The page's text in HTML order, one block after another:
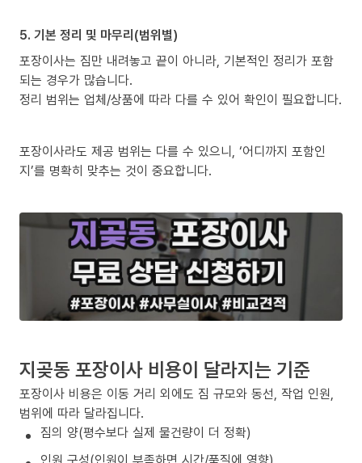
5. 기본 정리 및 마무리(범위별)
포장이사는 짐만 내려놓고 끝이 아니라, 기본적인 정리가 포함
되는 경우가 많습니다.
정리 범위는 업체/상품에 따라 다를 수 있어 확인이 필요합니다.
포장이사라도 제공 범위는 다를 수 있으니, ‘어디까지 포함인
지’를 명확히 맞추는 것이 중요합니다.
지곶동 포장이사 비용이 달라지는 기준
포장이사 비용은 이동 거리 외에도 짐 규모와 동선, 작업 인원,
범위에 따라 달라집니다.
짐의 양(평수보다 실제 물건량이 더 정확)